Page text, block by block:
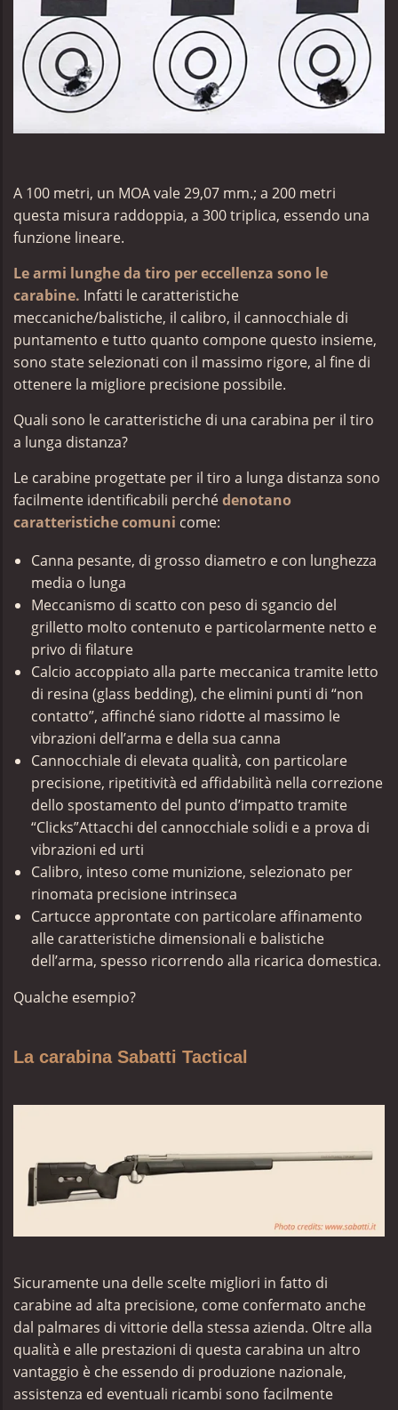
A 100 metri, un MOA vale 29,07 mm.; a 200 metri
questa misura raddoppia, a 300 triplica, essendo una
funzione lineare.
Le armi lunghe da tiro per eccellenza sono le
carabine. Infatti le caratteristiche
meccaniche/balistiche, il calibro, il cannocchiale di
puntamento e tutto quanto compone questo insieme,
sono state selezionati con il massimo rigore, al fine di
ottenere la migliore precisione possibile.
Quali sono le caratteristiche di una carabina per il tiro
a lunga distanza?
Le carabine progettate per il tiro a lunga distanza sono
facilmente identificabili perchédenotano
caratteristiche comuni come:
Canna pesante, di grosso diametro e con lunghezza
media o lunga
Meccanismo di scatto con peso di sgancio del
grilletto molto contenuto e particolarmente netto e
privo di filature
Calcio accoppiato alla parte meccanica tramite letto
di resina (glass bedding), che elimini punti di “non
contatto”, affinché siano ridotte al massimo le
vibrazioni dell’arma e della sua canna
Cannocchiale di elevata qualità, con particolare
precisione, ripetitività ed affidabilità nella correzione
dello spostamento del punto d’impatto tramite
“Clicks”Attacchi del cannocchiale solidi e a prova di
vibrazioni ed urti
Calibro, inteso come munizione, selezionato per
rinomata precisione intrinseca
Cartucce approntate con particolare affinamento
alle caratteristiche dimensionali e balistiche
dell’arma, spesso ricorrendo alla ricarica domestica.
Qualche esempio?
La carabina Sabatti Tactical
Sicuramente una delle scelte migliori in fatto di
carabine ad alta precisione, come confermato anche
dal palmares di vittorie della stessa azienda. Oltre alla
qualità e alle prestazioni di questa carabina un altro
vantaggio è che essendo di produzione nazionale,
assistenza ed eventuali ricambi sono facilmente